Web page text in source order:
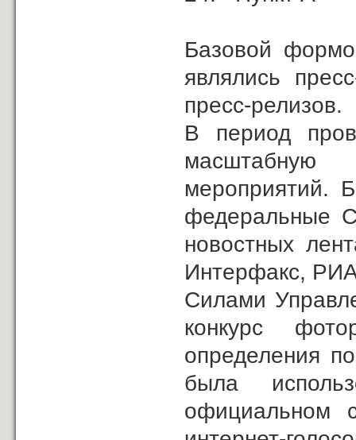
Базовой
являлись
пресс-релизов.
В период
мероприятий.
федеральные
новостных
Интерфакс,
Силами
конкурс
определения
была
официальном